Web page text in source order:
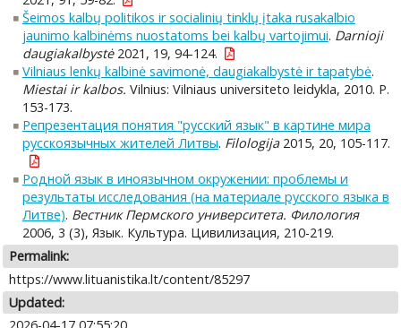
Šeimos kalbų politikos ir socialinių tinklų įtaka rusakalbio
jaunimo kalbinėms nuostatoms bei kalbų vartojimui. Darnioji
daugiakalbystė2021, 19, 94-124.
Vilniaus lenkų kalbinė savimonė, daugiakalbystė ir tapatybė.
Miestai ir kalbos. Vilnius: Vilniaus universiteto leidykla, 2010. P.
153-173.
Репрезентация понятия "русский язык" в картине мира
русскоязычных жителей Литвы. Filologija2015, 20, 105-117.
Родной язык в иноязычном окружении: проблемы и
результаты исследования (на материале русского языка в
Литве). Вестник Пермского университета. Филология
2006, 3 (3), Язык. Культура. Цивилизация, 210-219.
Permalink:
https://www.lituanistika.lt/content/85297
Updated: